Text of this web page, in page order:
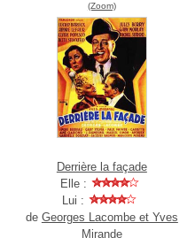
(Zoom)
Derrière la façade
Elle :
Lui :
de Georges Lacombe et Yves
Mirande